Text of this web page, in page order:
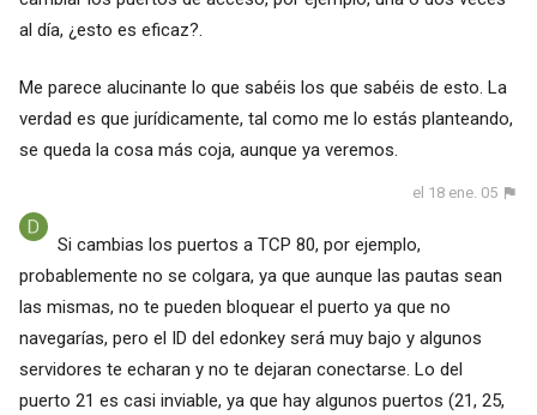
al día, ¿esto es eficaz?.
Me parece alucinante lo que sabéis los que sabéis de esto. La
verdad es que jurídicamente, tal como me lo estás planteando,
se queda la cosa más coja, aunque ya veremos.
el 18 ene. 05
Si cambias los puertos a TCP 80, por ejemplo,
probablemente no se colgara, ya que aunque las pautas sean
las mismas, no te pueden bloquear el puerto ya que no
navegarías, pero el ID del edonkey será muy bajo y algunos
servidores te echaran y no te dejaran conectarse. Lo del
puerto 21 es casi inviable, ya que hay algunos puertos (21, 25,